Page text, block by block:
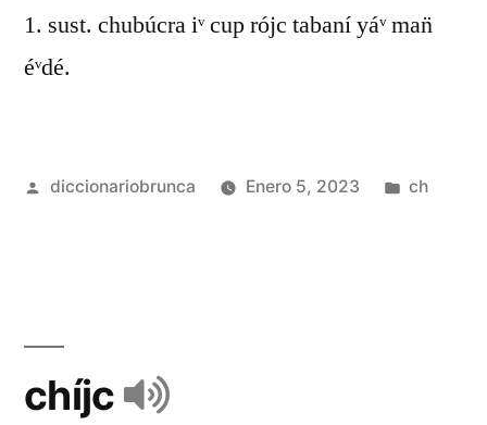
1. sust. chubúcra iᵛ cup rójc tabaní yáᵛ man̈
éᵛdé.
diccionariobrunca Enero 5, 2023 ch
chíjc